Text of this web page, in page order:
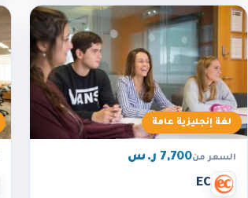
لغة إنجليزية عامة
السعر من7,700 ر.س
EC